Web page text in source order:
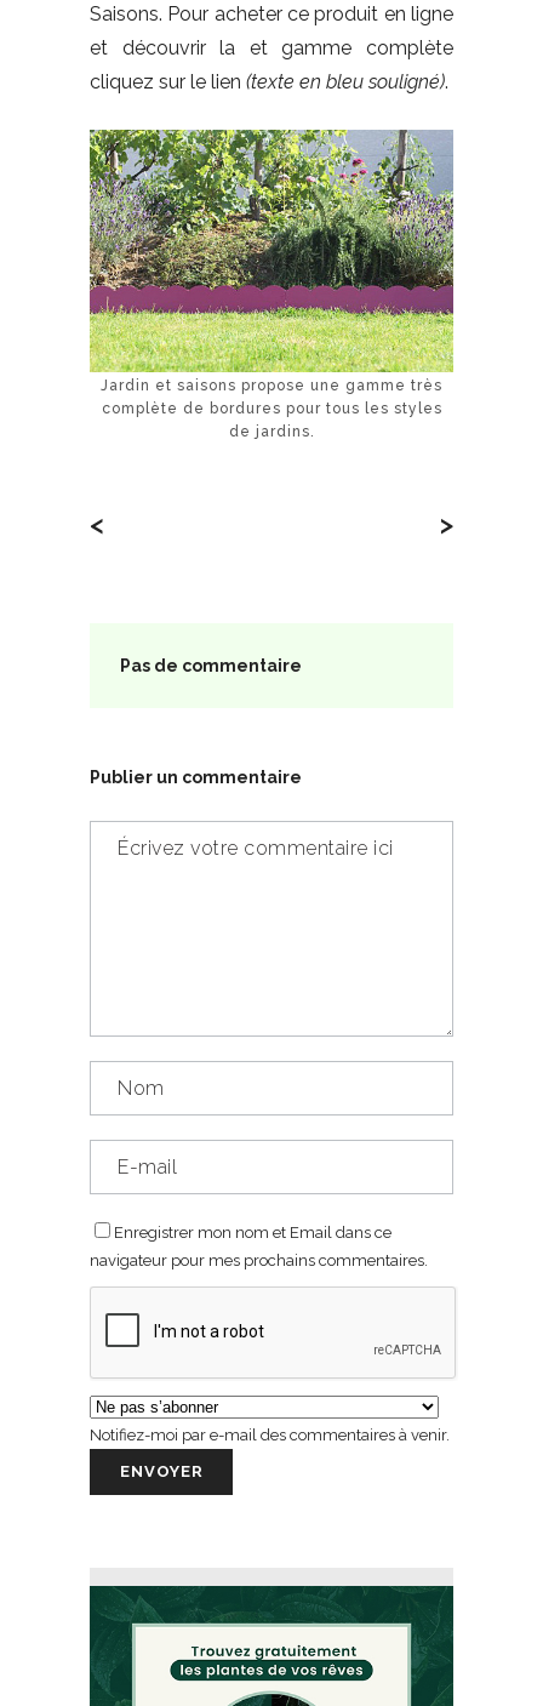
Saisons. Pour acheter ce produit en ligne
et découvrir la et gamme complète
cliquez sur le lien (texte en bleu souligné).
Jardin et saisons propose une gamme très
complète de bordures pour tous les styles
de jardins.
< >
Pas de commentaire
Publier un commentaire
Enregistrer mon nom et Email dans ce
navigateur pour mes prochains commentaires.
Notifiez-moi par e-mail des commentaires à venir.